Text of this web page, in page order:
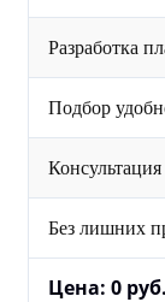
Разработка
Подбор
Без лишних
Цена: 0 руб.